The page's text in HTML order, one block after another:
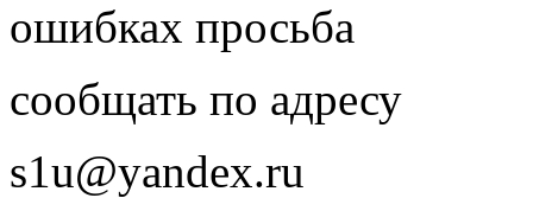
ошибках просьба
сообщать по адресу
s1u@yandex.ru